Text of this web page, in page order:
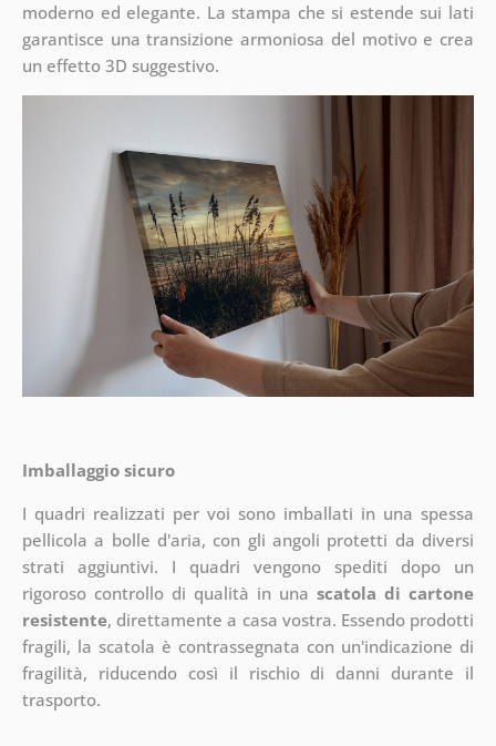
moderno ed elegante. La stampa che si estende sui lati
garantisce una transizione armoniosa del motivo e crea
un effetto 3D suggestivo.
Imballaggio sicuro
I quadri realizzati per voi sono imballati in una spessa
pellicola a bolle d'aria, con gli angoli protetti da diversi
strati aggiuntivi. I quadri vengono spediti dopo un
rigoroso controllo di qualità in unascatola di cartone
resistente, direttamente a casa vostra. Essendo prodotti
fragili, la scatola è contrassegnata con un'indicazione di
fragilità, riducendo così il rischio di danni durante il
trasporto.